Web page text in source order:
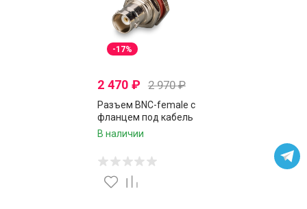
-17%
2 470 ₽ 2 970₽
Разъем BNC-female с
фланцем под кабель
RG174, RG178, RG316, 50
пайку, 10 шт.
В наличии